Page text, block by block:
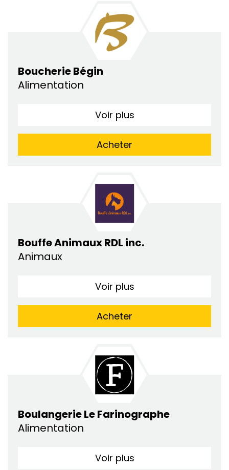
Boucherie Bégin
Alimentation
Voir plus
Acheter
Bouffe Animaux RDL inc.
Animaux
Voir plus
Acheter
Boulangerie Le Farinographe
Alimentation
Voir plus